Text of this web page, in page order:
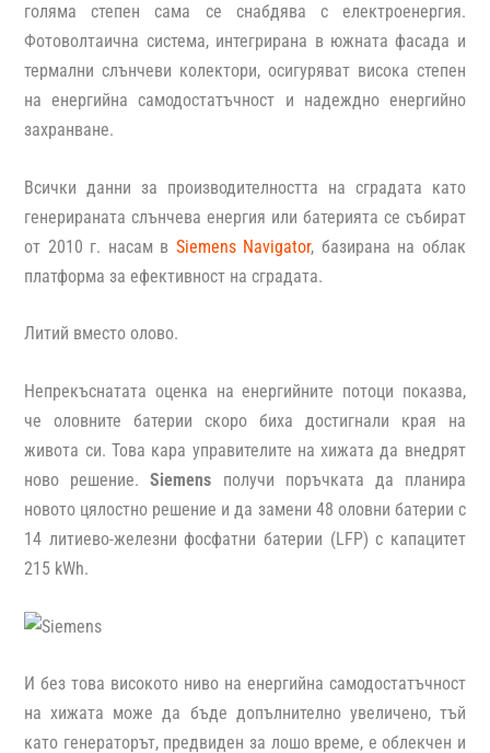
голяма степен сама се снабдява с електроенергия.
Фотоволтаична система, интегрирана в южната фасада и
термални слънчеви колектори, осигуряват висока степен
на енергийна самодостатъчност и надеждно енергийно
захранване.
Всички данни за производителността на сградата като
генерираната слънчева енергия или батерията се събират
от 2010 г. насам в Siemens Navigator, базирана на облак
платформа за ефективност на сградата.
Литий вместо олово.
Непрекъснатата оценка на енергийните потоци показва,
че оловните батерии скоро биха достигнали края на
живота си. Това кара управителите на хижата да внедрят
ново решение.Siemens получи поръчката да планира
новото цялостно решение и да замени 48 оловни батерии с
14 литиево-железни фосфатни батерии (LFP) с капацитет
215 kWh.
И без това високото ниво на енергийна самодостатъчност
на хижата може да бъде допълнително увеличено, тъй
като генераторът, предвиден за лошо време, е облекчен и